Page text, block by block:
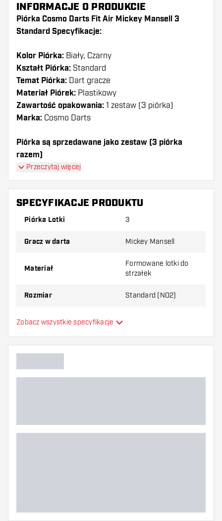
INFORMACJE O PRODUKCIE
Piórka Cosmo Darts Fit Air Mickey Mansell 3
Standard Specyfikacje:
Kolor Piórka: Biały, Czarny
Kształt Piórka: Standard
Temat Piórka: Dart gracze
Materiał Piórek: Plastikowy
Zawartość opakowania: 1 zestaw (3 piórka)
Marka: Cosmo Darts
Piórka są sprzedawane jako zestaw (3 piórka
razem)
Piórka Cosmo Darts Fit Air Mickey Mansell 3
Standard mają długą żywotność. Te piórka mogą być
używane tylko z shafty Cosmo Fit.
Dartshopper tip!
Upewnij się, że masz pod ręką dużo piórek i
shaftów. Mogą one zostać uszkodzone lub
złamane w wyniku użytkowania.
piórek, aby dowiedzieć się, który wariant
Przeczytaj więcej
SPECYFIKACJE PRODUKTU
Piórka Lotki 3
Gracz w darta Mickey Mansell
Materiał
Formowane lotki do
strzałek
Rozmiar Standard (NO2)
Typ
Dodatkowe kolory
Zobacz wszystkie specyfikacje